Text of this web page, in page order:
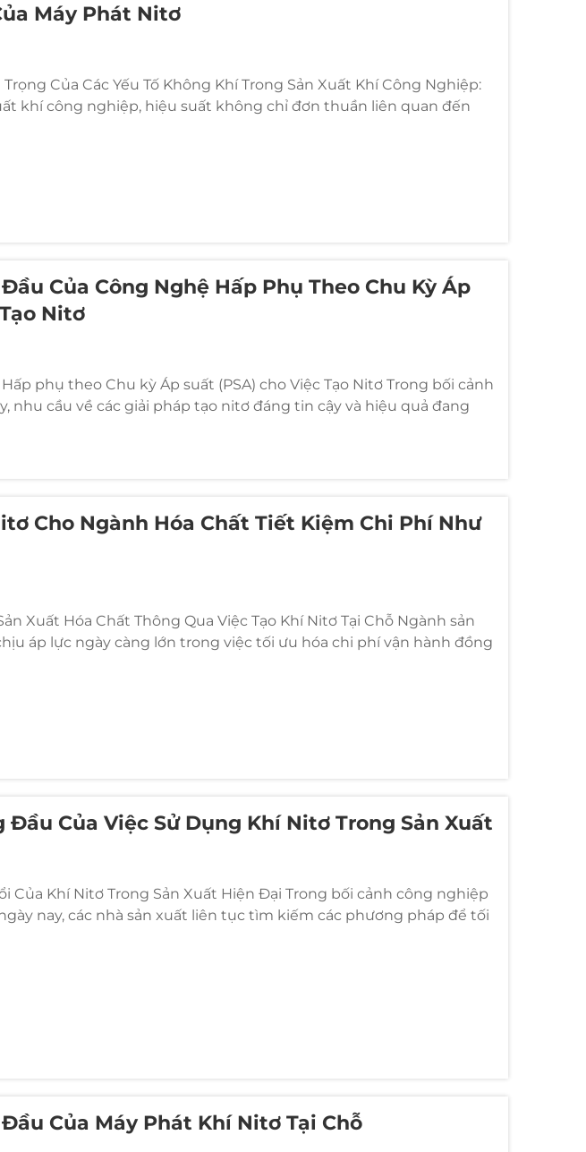
Máy Phát Nitơ
Trọng Của Các Yếu Tố Không Khí Trong Sản Xuất Khí Công Nghiệp:
khí công nghiệp, hiệu suất không chỉ đơn thuần liên quan đến
hay công suất đầu ra – mà còn nằm ở sự cân bằng tinh vi giữa
mà...
Của Công Nghệ Hấp Phụ Theo Chu Kỳ Áp
Nitơ
phụ theo Chu kỳ Áp suất (PSA) cho Việc Tạo Nitơ Trong bối cảnh
nhu cầu về các giải pháp tạo nitơ đáng tin cậy và hiệu quả đang
Công nghệ tạo nitơ bằng phương pháp Hấp phụ theo Chu kỳ Áp
Cho Ngành Hóa Chất Tiết Kiệm Chi Phí Như
Xuất Hóa Chất Thông Qua Việc Tạo Khí Nitơ Tại Chỗ Ngành sản
áp lực ngày càng lớn trong việc tối ưu hóa chi phí vận hành đồng
chất lượng cao nhất. Trung tâm của sự chuyển đổi này...
Đầu Của Việc Sử Dụng Khí Nitơ Trong Sản Xuất
Của Khí Nitơ Trong Sản Xuất Hiện Đại Trong bối cảnh công nghiệp
nay, các nhà sản xuất liên tục tìm kiếm các phương pháp để tối
cao chất lượng sản phẩm và giảm chi phí vận hành. Một nguyên
Của Máy Phát Khí Nitơ Tại Chỗ